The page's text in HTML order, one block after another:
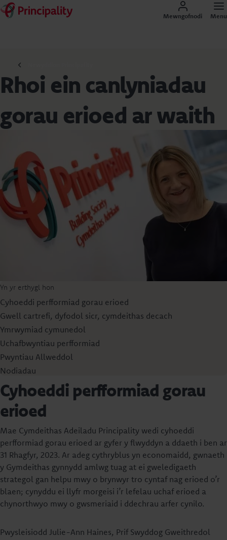
Mewngofnodi Menu
Rhoi ein canlyniadau
gorau erioed ar waith
Yn yr erthygl hon
Cyhoeddi perfformiad gorau erioed
Gwell cartrefi, dyfodol sicr, cymdeithas decach
Ymrwymiad cymunedol
Uchafbwyntiau perfformiad
Pwyntiau Allweddol
Nodiadau
Cyhoeddi perfformiad gorau
erioed
Mae Cymdeithas Adeiladu Principality wedi cyhoeddi
perfformiad gorau erioed ar gyfer y flwyddyn a ddaeth i ben ar
31 Rhagfyr, 2023. Ar adeg cythryblus yn economaidd, gwnaeth
y Gymdeithas gynnydd amlwg tuag at ei gweledigaeth
strategol gan helpu mwy o brynwyr tro cyntaf nag erioed o’r
blaen; cynyddu ei llyfr morgeisi i’r lefelau uchaf erioed a
chynorthwyo mwy o gwsmeriaid i ddechrau arfer cynilo.
Pwysleisiodd Julie-Ann Haines, Prif Swyddog Gweithredol